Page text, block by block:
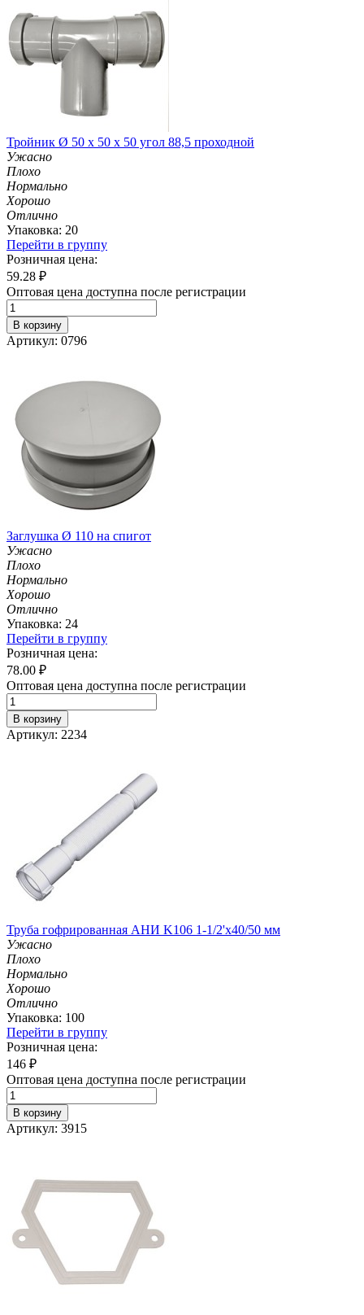
Тройник Ø 50 х 50 х 50 угол 88,5 проходной
Ужасно
Плохо
Нормально
Хорошо
Отлично
Упаковка: 20
Перейти в группу
Розничная цена:
59.28 ₽
Оптовая цена доступна после регистрации
В корзину
Артикул: 0796
Заглушка Ø 110 на спигот
Ужасно
Плохо
Нормально
Хорошо
Отлично
Упаковка: 24
Перейти в группу
Розничная цена:
78.00 ₽
Оптовая цена доступна после регистрации
В корзину
Артикул: 2234
Труба гофрированная АНИ K106 1-1/2'х40/50 мм
Ужасно
Плохо
Нормально
Хорошо
Отлично
Упаковка: 100
Перейти в группу
Розничная цена:
146 ₽
Оптовая цена доступна после регистрации
В корзину
Артикул: 3915